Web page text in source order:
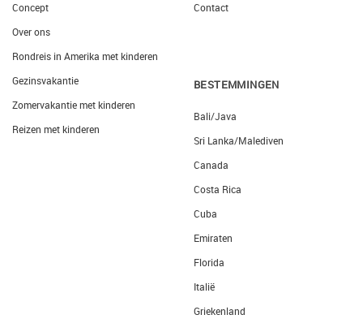
Concept
Over ons
Rondreis in Amerika met kinderen
Gezinsvakantie
Zomervakantie met kinderen
Reizen met kinderen
Contact
BESTEMMINGEN
Bali/Java
Sri Lanka/Malediven
Canada
Costa Rica
Cuba
Emiraten
Florida
Italië
Griekenland